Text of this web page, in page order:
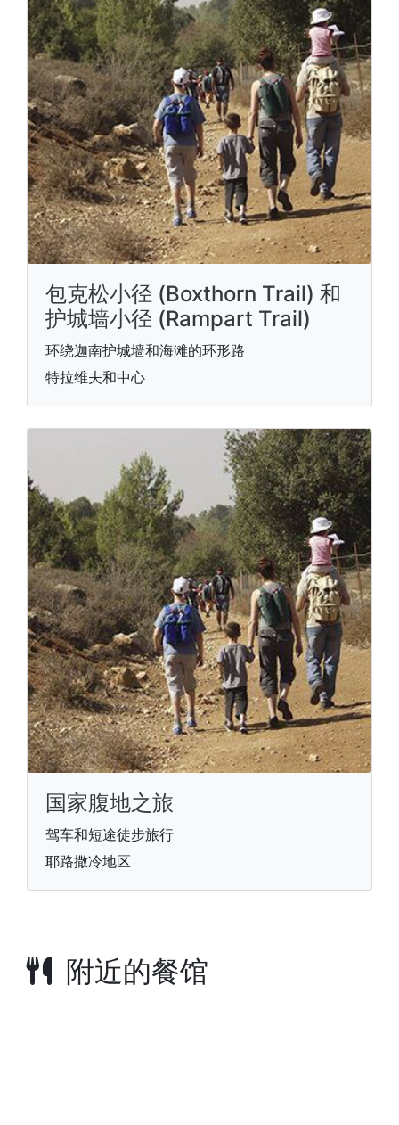
包克松小径 (Boxthorn Trail) 和
护城墙小径 (Rampart Trail)
环绕迦南护城墙和海滩的环形路
特拉维夫和中心
国家腹地之旅
驾车和短途徒步旅行
耶路撒冷地区
附近的餐馆